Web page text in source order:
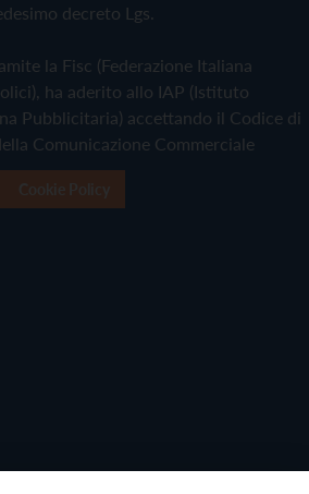
decreto Lgs.
la Fisc (Federazione Italiana
ha aderito allo IAP (Istituto
Pubblicitaria) accettando il Codice di
Comunicazione Commerciale